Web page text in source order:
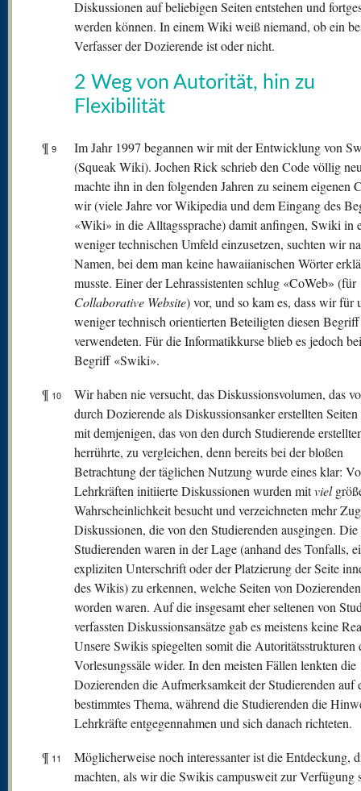
Diskussionen auf beliebigen Seiten entstehen und
werden können. In einem Wiki weiß niemand, ob ein
Verfasser der Dozierende ist oder nicht.
2 Weg von Autorität, hin zu
Flexibilität
¶ 9
Im Jahr 1997 begannen wir mit der Entwicklung von
(Squeak Wiki). Jochen Rick schrieb den Code völlig
machte ihn in den folgenden Jahren zu seinem eigenen
wir (viele Jahre vor Wikipedia und dem Eingang des
«Wiki» in die Alltagssprache) damit anfingen, Swiki in
weniger technischen Umfeld einzusetzen, suchten wir
Namen, bei dem man keine hawaiianischen Wörter
musste. Einer der Lehrassistenten schlug «CoWeb» (für
Collaborative Website) vor, und so kam es, dass wir für
weniger technisch orientierten Beteiligten diesen Begriff
verwendeten. Für die Informatikkurse blieb es jedoch
Begriff «Swiki».
¶ 10
Wir haben nie versucht, das Diskussionsvolumen, das
durch Dozierende als Diskussionsanker erstellten
mit demjenigen, das von den durch Studierende
herrührte, zu vergleichen, denn bereits bei der bloßen
Betrachtung der täglichen Nutzung wurde eines klar:
Lehrkräften initiierte Diskussionen wurden mitviel
Wahrscheinlichkeit besucht und verzeichneten mehr
Diskussionen, die von den Studierenden ausgingen. Die
Studierenden waren in der Lage (anhand des Tonfalls,
expliziten Unterschrift oder der Platzierung der Seite
des Wikis) zu erkennen, welche Seiten von
worden waren. Auf die insgesamt eher seltenen von
verfassten Diskussionsansätze gab es meistens keine
Unsere Swikis spiegelten somit die Autoritätsstrukturen
Vorlesungssäle wider. In den meisten Fällen lenkten die
Dozierenden die Aufmerksamkeit der Studierenden auf
bestimmtes Thema, während die Studierenden die
Lehrkräfte entgegennahmen und sich danach richteten.
¶ 11
Möglicherweise noch interessanter ist die Entdeckung,
machten, als wir die Swikis campusweit zur Verfügung